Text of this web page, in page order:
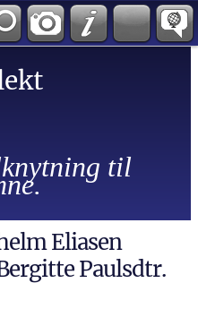
til
Eliasen
Paulsdtr.